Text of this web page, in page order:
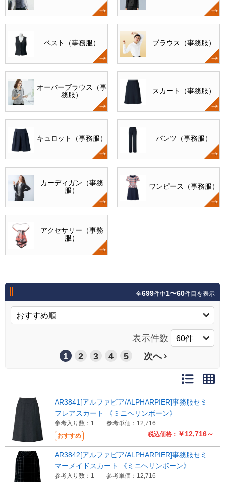
ベスト（事務服） ブラウス（事務服）
オーバーブラウス（事
務服）
スカート（事務服）
キュロット（事務服） パンツ（事務服）
カーディガン（事務
服）
ワンピース（事務服）
アクセサリー（事務
服）
全699件中1〜60件目を表示
表示件数
1
2 3 4 5 次へ
おすすめ 税込価格： ￥12,716～
AR3841[アルファピア/ALPHARPIER]事務服セミ
フレアスカート 《ミニヘリンボーン》
参考入り数：1 参考単価：12,716
AR3842[アルファピア/ALPHARPIER]事務服セミ
マーメイドスカート 《ミニヘリンボーン》
参考入り数：1 参考単価：12,716